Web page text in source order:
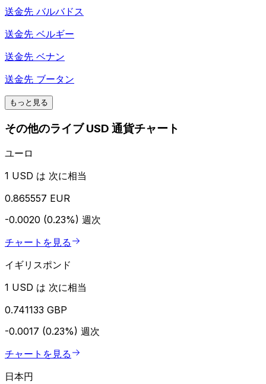
送金先 バルバドス
送金先 ベルギー
送金先 ベナン
送金先 ブータン
もっと見る
その他のライブ USD 通貨チャート
ユーロ
1 USD は 次に相当
0.865557 EUR
-0.0020 (0.23%) 週次
チャートを見る
イギリスポンド
1 USD は 次に相当
0.741133 GBP
-0.0017 (0.23%) 週次
チャートを見る
日本円